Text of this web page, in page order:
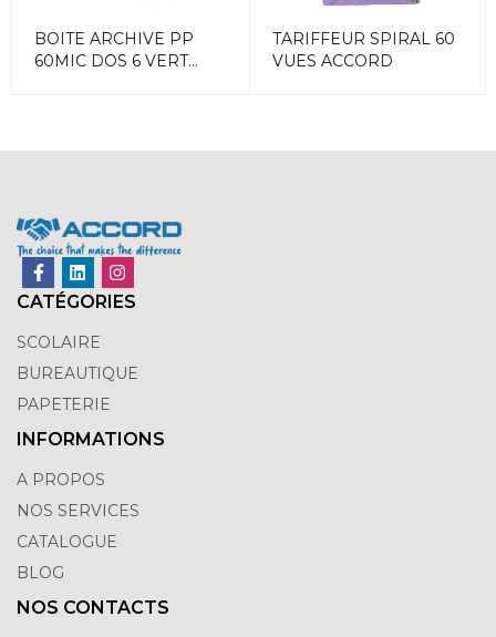
BOITE ARCHIVE PP
60MIC DOS 6 VERT
TARIFFEUR SPIRAL 60
VUES ACCORD
CATÉGORIES
SCOLAIRE
BUREAUTIQUE
PAPETERIE
INFORMATIONS
A PROPOS
NOS SERVICES
CATALOGUE
BLOG
NOS CONTACTS